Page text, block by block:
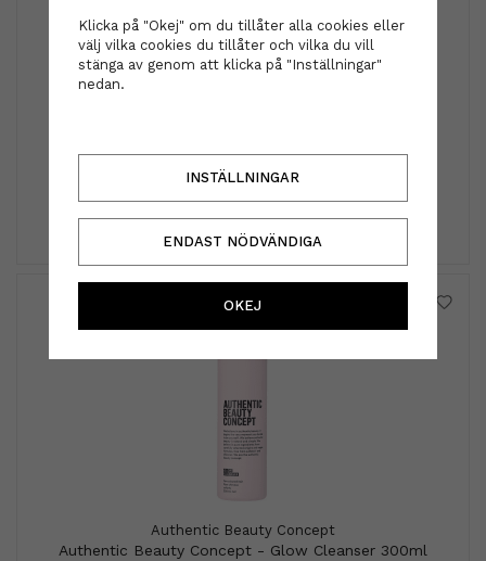
229 kr
INFO KÖP
Authentic Beauty Concept
Authentic Beauty Concept - Glow Cleanser 300ml
Klicka på "Okej" om du tillåter alla cookies eller
välj vilka cookies du tillåter och vilka du vill
stänga av genom att klicka på "Inställningar"
nedan.
INSTÄLLNINGAR
ENDAST NÖDVÄNDIGA
OKEJ